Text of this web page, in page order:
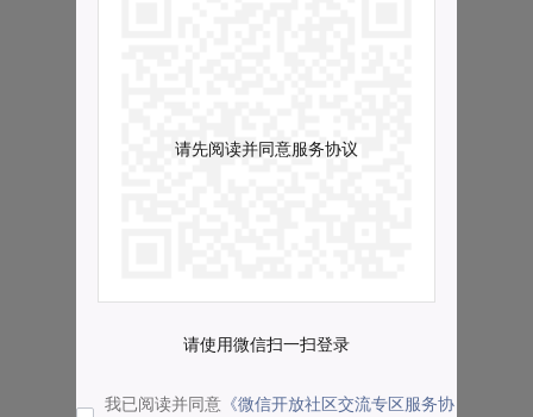
请先阅读并同意服务协议
请使用微信扫一扫登录
我已阅读并同意 《微信开放社区交流专区服务协